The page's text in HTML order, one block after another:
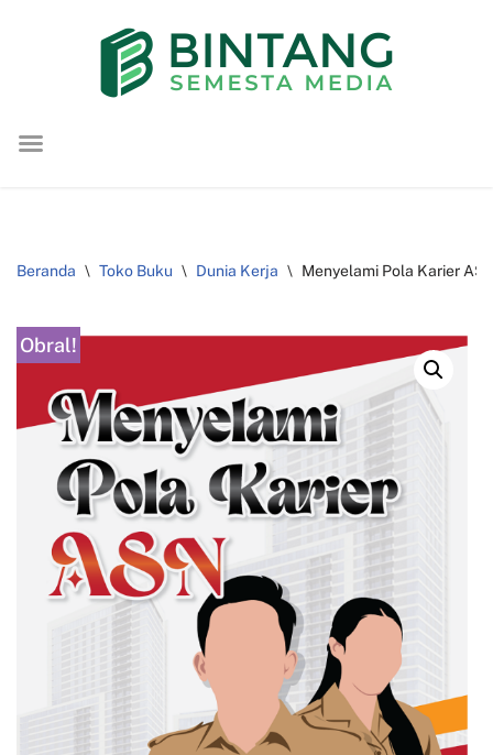
konten
Beranda \ Toko Buku \ Dunia Kerja \ Menyelami Pola Karier
Obral!